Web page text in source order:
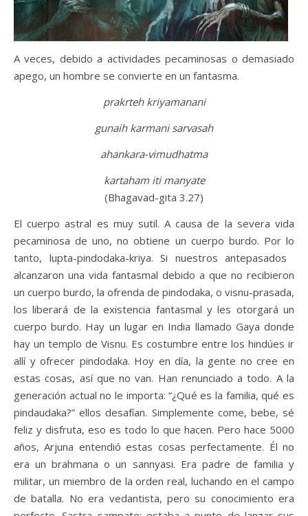
A veces, debido a actividades pecaminosas o demasiado
apego, un hombre se convierte en un fantasma.
prakrteh kriyamanani
gunaih karmani sarvasah
ahankara-vimudhatma
kartaham iti manyate
(Bhagavad-gita 3.27)
El cuerpo astral es muy sutil. A causa de la severa vida
pecaminosa de uno, no obtiene un cuerpo burdo. Por lo
tanto, lupta-pindodaka-kriya. Si nuestros antepasados ​​
alcanzaron una vida fantasmal debido a que no recibieron
un cuerpo burdo, la ofrenda de pindodaka, o visnu-prasada,
los liberará de la existencia fantasmal y les otorgará un
cuerpo burdo. Hay un lugar en India llamado Gaya donde
hay un templo de Visnu. Es costumbre entre los hindúes ir
allí y ofrecer pindodaka. Hoy en día, la gente no cree en
estas cosas, así que no van. Han renunciado a todo. A la
generación actual no le importa: “¿Qué es la familia, qué es
pindaudaka?” ellos desafían. Simplemente come, bebe, sé
feliz y disfruta, eso es todo lo que hacen. Pero hace 5000
años, Arjuna entendió estas cosas perfectamente. Él no
era un brahmana o un sannyasi. Era padre de familia y
militar, un miembro de la orden real, luchando en el campo
de batalla. No era vedantista, pero su conocimiento era